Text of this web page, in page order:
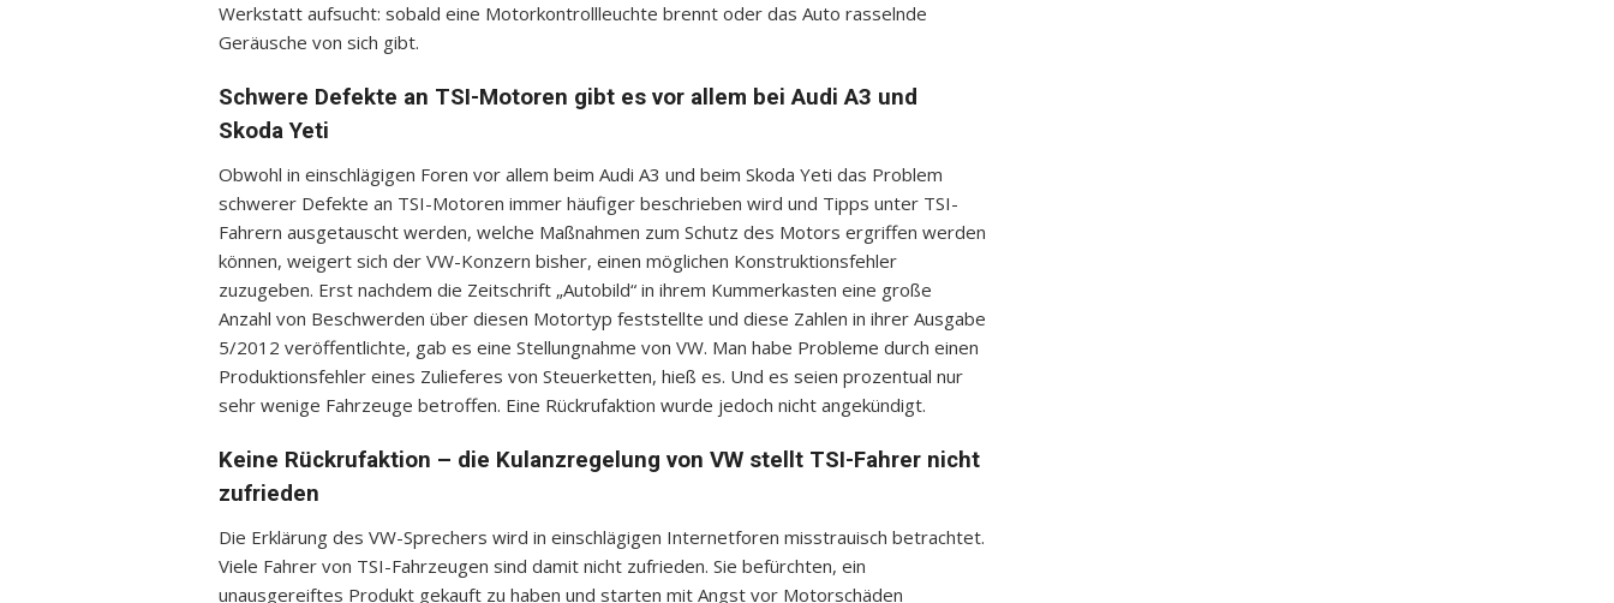
Werkstatt aufsucht: sobald eine Motorkontrollleuchte brennt oder das Auto rasselnde
Geräusche von sich gibt.
Schwere Defekte an TSI-Motoren gibt es vor allem bei Audi A3 und
Skoda Yeti
Obwohl in einschlägigen Foren vor allem beim Audi A3 und beim Skoda Yeti das Problem
schwerer Defekte an TSI-Motoren immer häufiger beschrieben wird und Tipps unter TSI-
Fahrern ausgetauscht werden, welche Maßnahmen zum Schutz des Motors ergriffen werden
können, weigert sich der VW-Konzern bisher, einen möglichen Konstruktionsfehler
zuzugeben. Erst nachdem die Zeitschrift „Autobild“ in ihrem Kummerkasten eine große
Anzahl von Beschwerden über diesen Motortyp feststellte und diese Zahlen in ihrer Ausgabe
5/2012 veröffentlichte, gab es eine Stellungnahme von VW. Man habe Probleme durch einen
Produktionsfehler eines Zulieferes von Steuerketten, hieß es. Und es seien prozentual nur
sehr wenige Fahrzeuge betroffen. Eine Rückrufaktion wurde jedoch nicht angekündigt.
Keine Rückrufaktion – die Kulanzregelung von VW stellt TSI-Fahrer nicht
zufrieden
Die Erklärung des VW-Sprechers wird in einschlägigen Internetforen misstrauisch betrachtet.
Viele Fahrer von TSI-Fahrzeugen sind damit nicht zufrieden. Sie befürchten, ein
unausgereiftes Produkt gekauft zu haben und starten mit Angst vor Motorschäden